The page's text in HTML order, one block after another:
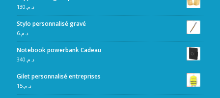
د.م.130
Stylo personnalisé gravé
د.م.6
Notebook powerbank Cadeau
د.م.340
Gilet personnalisé entreprises
د.م.15